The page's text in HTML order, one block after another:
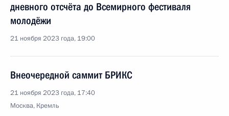
дневного отсчёта до Всемирного фестиваля
молодёжи
21 ноября 2023 года, 19:00
Внеочередной саммит БРИКС
21 ноября 2023 года, 17:40
Москва, Кремль